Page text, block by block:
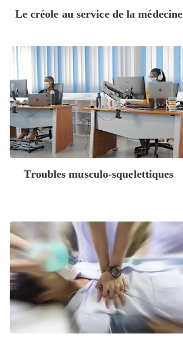
Le créole au service de la médecine
Troubles musculo-squelettiques